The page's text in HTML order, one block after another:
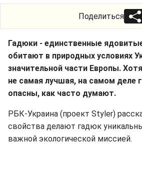
Поделиться
Гадюки - единственные
обитают в природных условиях
значительной части Европы.
не самая лучшая, на самом деле
опасны, как часто думают.
РБК-Украина (проект Styler)
свойства делают гадюк
важной экологической миссией.